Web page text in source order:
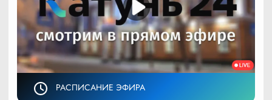
РАСПИСАНИЕ ЭФИРА